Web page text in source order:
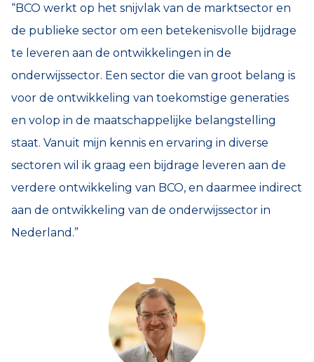
“BCO werkt op het snijvlak van de marktsector en
de publieke sector om een betekenisvolle bijdrage
te leveren aan de ontwikkelingen in de
onderwijssector. Een sector die van groot belang is
voor de ontwikkeling van toekomstige generaties
en volop in de maatschappelijke belangstelling
staat. Vanuit mijn kennis en ervaring in diverse
sectoren wil ik graag een bijdrage leveren aan de
verdere ontwikkeling van BCO, en daarmee indirect
aan de ontwikkeling van de onderwijssector in
Nederland.”